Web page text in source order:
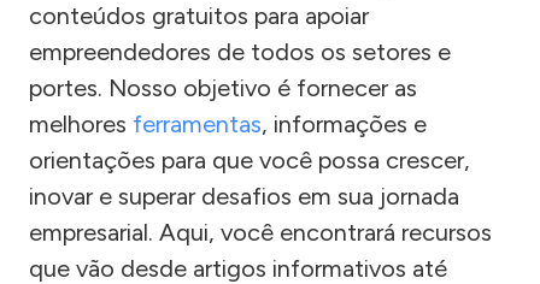
conteúdos gratuitos para apoiar
empreendedores de todos os setores e
portes. Nosso objetivo é fornecer as
melhores ferramentas, informações e
orientações para que você possa crescer,
inovar e superar desafios em sua jornada
empresarial. Aqui, você encontrará recursos
que vão desde artigos informativos até